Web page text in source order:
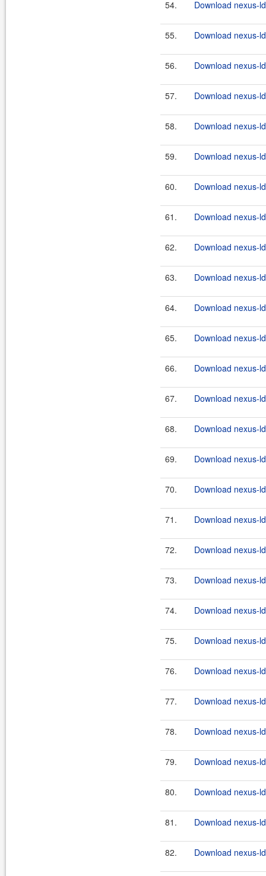
54. Download nexus-
55. Download nexus-
56. Download nexus-
57. Download nexus-
58. Download nexus-
59. Download nexus-
60. Download nexus-
61. Download nexus-
62. Download nexus-
63. Download nexus-
64. Download nexus-
65. Download nexus-
66. Download nexus-
67. Download nexus-
68. Download nexus-
69. Download nexus-
70. Download nexus-
71. Download nexus-
72. Download nexus-
73. Download nexus-
74. Download nexus-
75. Download nexus-
76. Download nexus-
77. Download nexus-
78. Download nexus-
79. Download nexus-
80. Download nexus-
81. Download nexus-
82. Download nexus-